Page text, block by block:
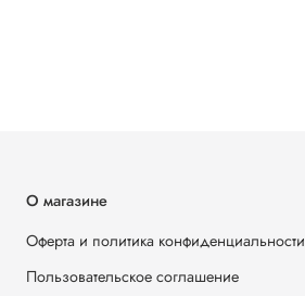
О магазине
Оферта и политика конфиденциальности
Пользовательское соглашение